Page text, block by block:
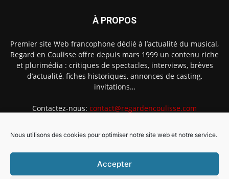
Nous utilisons des cookies pour optimiser notre site web et notre service.
Accepter
À PROPOS
Premier site Web francophone dédié à l’actualité du musical,
Regard en Coulisse offre depuis mars 1999 un contenu riche
et plurimédia : critiques de spectacles, interviews, brèves
d’actualité, fiches historiques, annonces de casting,
invitations…
Contactez-nous: contact@regardencoulisse.com